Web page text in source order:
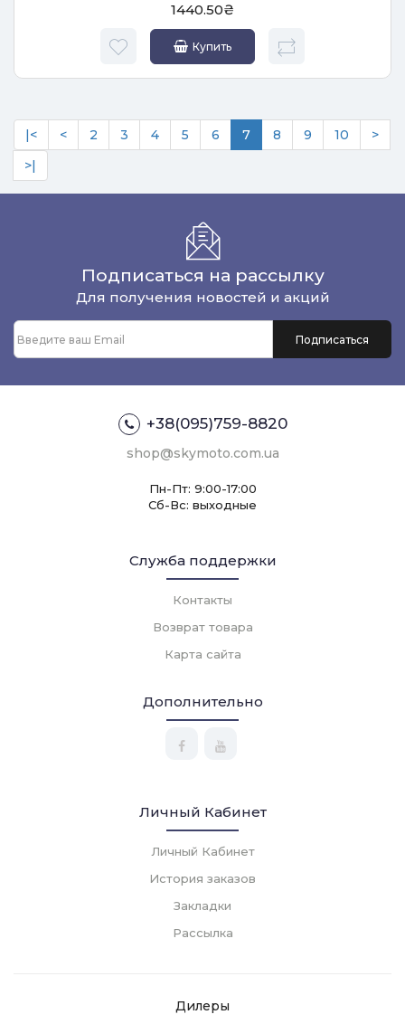
1440.50₴
Купить
|< < 2 3 4 5 6 7 8 9 10
>
>|
Подписаться на рассылку
Для получения новостей и акций
+38(095)759-8820
shop@skymoto.com.ua
Пн-Пт: 9:00-17:00
Сб-Вс: выходные
Служба поддержки
Контакты
Возврат товара
Карта сайта
Дополнительно
Личный Кабинет
Личный Кабинет
История заказов
Закладки
Рассылка
Дилеры